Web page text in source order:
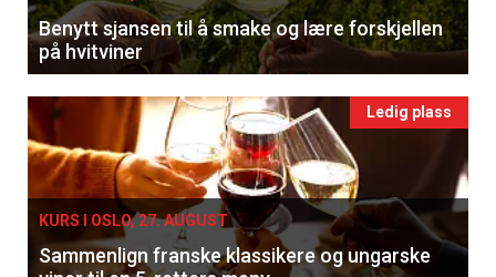
Benytt sjansen til å smake og lære forskjellen
på hvitviner
Ledig plass
KURS I OSLO, 27. AUGUST
Sammenlign franske klassikere og ungarske